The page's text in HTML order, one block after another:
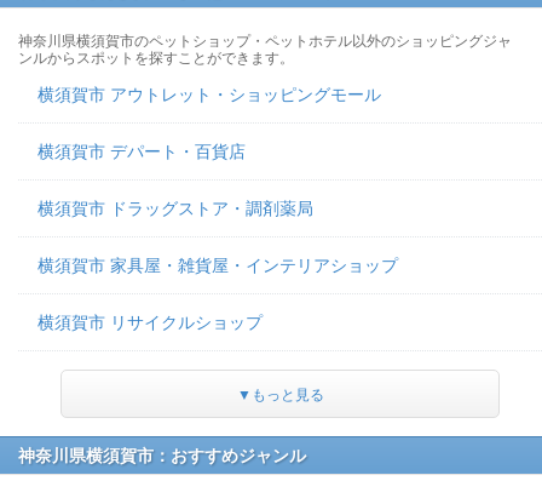
神奈川県横須賀市のペットショップ・ペットホテル以外のショッピングジャ
ンルからスポットを探すことができます。
横須賀市 アウトレット・ショッピングモール
横須賀市 デパート・百貨店
横須賀市 ドラッグストア・調剤薬局
横須賀市 家具屋・雑貨屋・インテリアショップ
横須賀市 リサイクルショップ
▼もっと見る
神奈川県横須賀市：おすすめジャンル